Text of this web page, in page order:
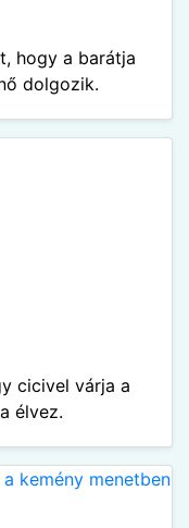
hogy a barátja
dolgozik.
cicivel várja a
élvez.